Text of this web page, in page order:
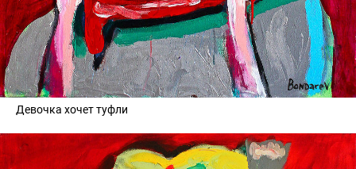
Девочка хочет туфли